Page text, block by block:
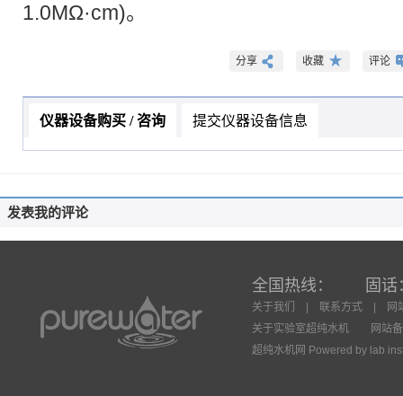
1.0MΩ·cm)。
评论
收藏
分享
仪器设备购买 / 咨询 提交仪器设备信息
发表我的评论
全国热线： 固话
关于我们 联系方式
网
关于实验室超纯水机 网站备
超纯水机网 Powered by lab